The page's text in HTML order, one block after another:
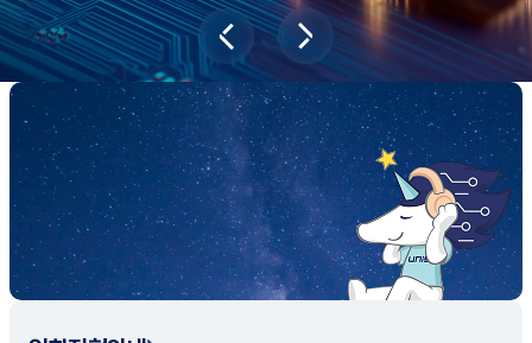
과학기술이 바꿔놓을 2045년 대한민국
당신의 미래는?
대국민 설문조사 바로가기